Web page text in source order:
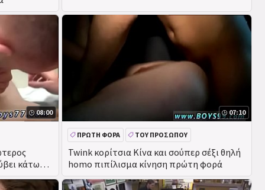
08:00
κάτω
07:10
Twink κορίτσια Κίνα και σούπερ σέξι θηλή
homo πιπίλισμα κίνηση πρώτη φορά
ΠΡΏΤΗ ΦΟΡΆ
ΤΟΥ ΠΡΟΣΏΠΟΥ
DEEPTHROAT